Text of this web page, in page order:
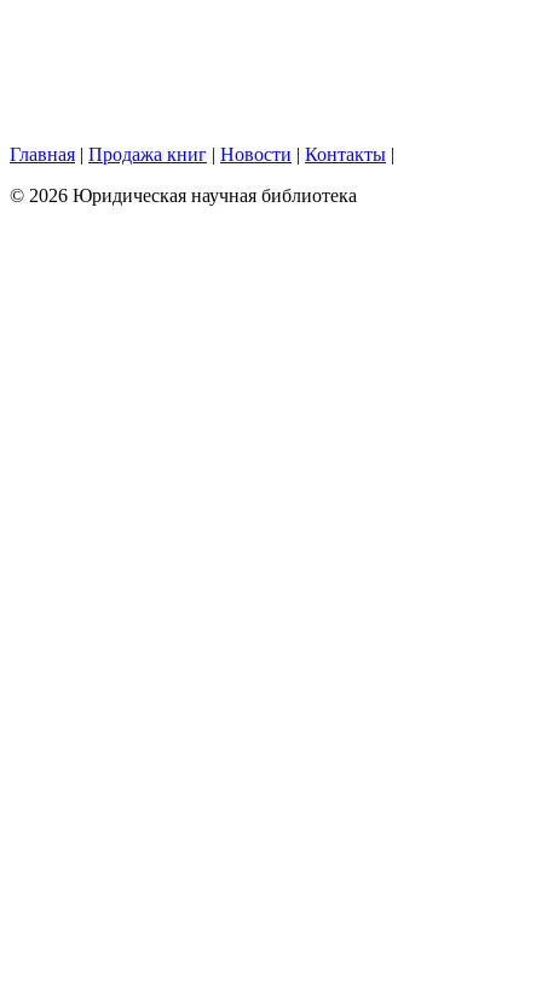
Главная | Продажа книг | Новости | Контакты |
© 2026 Юридическая научная библиотека